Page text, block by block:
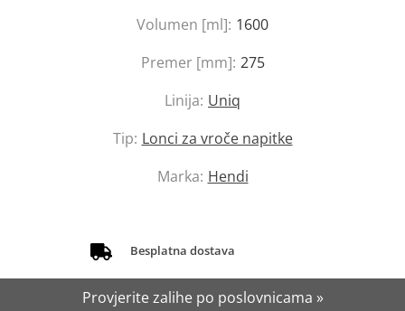
Volumen [ml]: 1600
Premer [mm]: 275
Linija: Uniq
Tip: Lonci za vroče napitke
Marka: Hendi
Besplatna dostava
Provjerite zalihe po poslovnicama »